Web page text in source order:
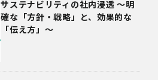
サステナビリティの社内浸透 〜明
確な「方針・戦略」と、効果的な
「伝え方」〜